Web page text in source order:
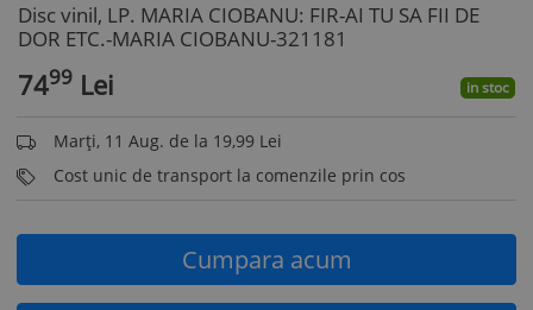
Disc vinil, LP. MARIA CIOBANU: FIR-AI TU SA FII DE
DOR ETC.-MARIA CIOBANU-321181
7499 Lei in stoc
Marți, 11 Aug. de la 19,99 Lei
Cost unic de transport la comenzile prin cos
Cumpara acum